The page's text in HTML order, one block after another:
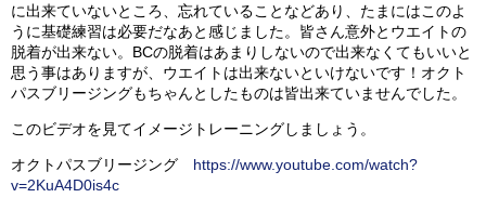
に出来ていないところ、忘れていることなどあり、たまにはこのよ
うに基礎練習は必要だなあと感じました。皆さん意外とウエイトの
脱着が出来ない。BCの脱着はあまりしないので出来なくてもいいと
思う事はありますが、ウエイトは出来ないといけないです！オクト
パスブリージングもちゃんとしたものは皆出来ていませんでした。
このビデオを見てイメージトレーニングしましょう。
オクトパスブリージング https://www.youtube.com/watch?
v=2KuA4D0is4c